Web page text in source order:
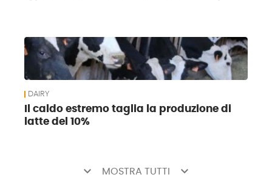
DAIRY
Il caldo estremo taglia la produzione di
latte del 10%
keyboard_arrow_down MOSTRA TUTTI keyboard_arrow_down